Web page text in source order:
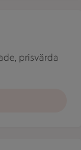
prisvärda